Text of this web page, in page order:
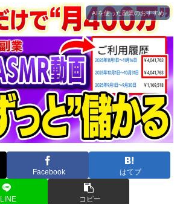
AIを使った副業のおすすめ
Facebook はてブ
LINE コピー